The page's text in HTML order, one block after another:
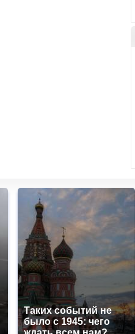
Таких событий не
было с 1945: чего